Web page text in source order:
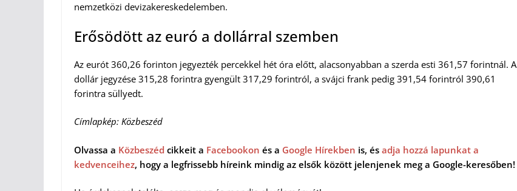
nemzetközi devizakereskedelemben.
Erősödött az euró a dollárral szemben
Az eurót 360,26 forinton jegyezték percekkel hét óra előtt, alacsonyabban a szerda esti 361,57 forintnál. A
dollár jegyzése 315,28 forintra gyengült 317,29 forintról, a svájci frank pedig 391,54 forintról 390,61
forintra süllyedt.
Címlapkép: Közbeszéd
Olvassa a Közbeszéd cikkeit a Facebookon és a Google Hírekben is, és adja hozzá lapunkat a
kedvenceihez, hogy a legfrissebb híreink mindig az elsők között jelenjenek meg a Google-keresőben!